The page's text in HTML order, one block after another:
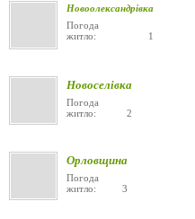
Новоолександрівка
Погода
житло: 1
Новоселівка
Погода
житло: 2
Орловщина
Погода
житло: 3